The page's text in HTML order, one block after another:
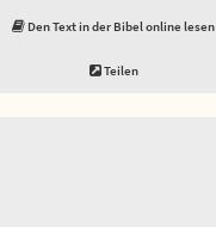
Den Text in der Bibel online lesen
Teilen